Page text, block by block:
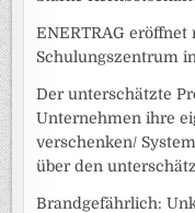
ENERTRAG eröffnet
Schulungszentrum
Der unterschätzte
Unternehmen ihre
verschenken/
über den
Brandgefährlich: